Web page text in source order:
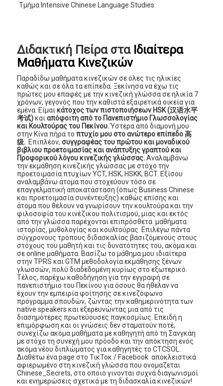
Τμήμα Intensive Chinese Language Studies
Διδακτική Πείρα στα Ιδιαίτερα
Μαθήματα Κινεζικών
Παραδίδω μαθήματα κινεζικών σε όλες τις ηλικίες
καθώς και σε όλα τα επίπεδα. Ξεκίνησα να έχω τις
πρώτες μου επαφές με την κινεζική γλώσσα σε ηλικία 7
χρόνων, γεγονός που την καθιστά εξαιρετικά οικεία για
εμένα. Είμαικάτοχος των πιστοποιήσεων HSK (汉语水平
考试)καιαπόφοιτη από το Πανεπιστήμιο Γλωσσολογίας
και Κουλτούρας του Πεκίνου.Ύστερα από διαμονή μου
στην Κίνα πήρα τοπτυχίο μου στο ανώτερο επίπεδο 高
级. Επιπλέον,συγγραφέας του πρώτου και μοναδικού
βιβλιου προετοιμασίας και ανάπτυξης γραπτού και
Προφορικού λόγου κινεζικής γλώσσας.Αναλαμβάνω
την εκμάθηση κινεζικής γλώσσας με στόχο την
προετοιμασία πτυχίων YCT, HSK, ΗSKK, BCT. Εξίσου
αναλαμβάνω άτομα που στοχεύουν τόσο σε
επαγγελματική αποκατάσταση (όπως Business Chinese
και προετοιμασία συνέντευξης) καθώς επίσης και
άτομα που θέλουν να γνωρίσουν την κουλτούρα και την
φιλοσοφία του κινέζικου πολιτισμού, μιας και εκτός
από την γλώσσα παρέχονται επιπρόσθετα μαθήματα
ιστορίας, μυθολογίας και κουλτούρας. Επιλέγω πάντα
σύγχρονους τρόπους διδασκαλίας βασιζόμενους στους
στόχους του μαθητή και τις δυνατότητες του, ακόμα και
σε online μαθήματα. Βασίζω το μάθημα μου ιδιαίτερα
στην TPRS και GTM μεθοδολογία εκμάθησης ξένων
γλωσσών, πολύ διαδεδομένη κυρίως στο εξωτερικό.
Τέλος, παρέχω καθοδήγηση για την εγγραφή σε
πανεπιστήμιο του Πεκίνου για όσους θα ήθελαν να
έχουν την εμπειρία φοίτησης σε κινεζόφωνο
πρόγραμμα σπουδών, ζώντας την καθημερινότητα των
native speakers και εξερευνώντας μια από τις
διασημότερες πρωτεύουσες παγκοσμίως. Επειδή η
επιμόρφωση και οι γνώσεις δεν σταματούν ποτέ,
συνεχίζω ακόμα μαθήματα με καθηγητή από τη Σανγκάη
με στόχο τη συνεχή μου πρόοδο και την απόκτηση ενός
ακόμα νέου διπλώματος για καθηγητές το CTCSOL.
Διαθέτω ένα page στο ΤικΤοκ / Facebook αποκλειστικά
αφιερωμένο στη κινεζική γλώσσα που ονομαζεται
Chinese_Secrets, στο οποιο γινονται συχνά διαγωνισμοί
και ενημερώσεις σχετικά με τη διδασκαλία κινεζικών!